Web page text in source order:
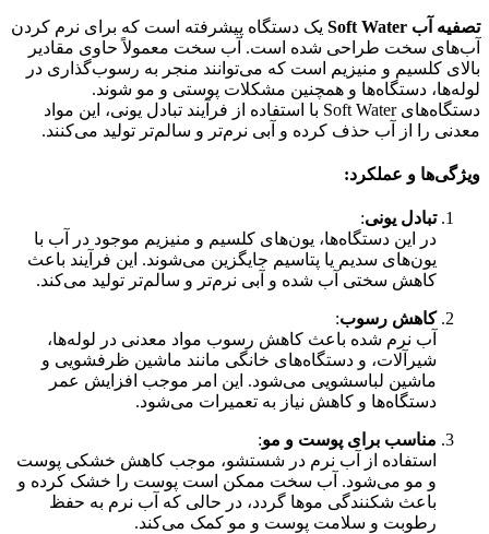
تصفیه آب Soft Water
یک دستگاه پیشرفته است که برای نرم کردن
آب‌های سخت طراحی شده است. آب سخت معمولاً حاوی مقادیر
بالای کلسیم و منیزیم است که می‌توانند منجر به رسوب‌گذاری در
لوله‌ها، دستگاه‌ها و همچنین مشکلات پوستی و مو شوند.
دستگاه‌های Soft Water با استفاده از فرآیند تبادل یونی، این مواد
معدنی را از آب حذف کرده و آبی نرم‌تر و سالم‌تر تولید می‌کنند.
ویژگی‌ها و عملکرد:
تبادل یونی:
در این دستگاه‌ها، یون‌های کلسیم و منیزیم موجود در آب با
یون‌های سدیم یا پتاسیم جایگزین می‌شوند. این فرآیند باعث
کاهش سختی آب شده و آبی نرم‌تر و سالم‌تر تولید می‌کند.
کاهش رسوب:
آب نرم شده باعث کاهش رسوب مواد معدنی در لوله‌ها،
شیرآلات، و دستگاه‌های خانگی مانند ماشین ظرفشویی و
ماشین لباسشویی می‌شود. این امر موجب افزایش عمر
دستگاه‌ها و کاهش نیاز به تعمیرات می‌شود.
مناسب برای پوست و مو:
استفاده از آب نرم در شستشو، موجب کاهش خشکی پوست
و مو می‌شود. آب سخت ممکن است پوست را خشک کرده و
باعث شکنندگی موها گردد، در حالی که آب نرم به حفظ
رطوبت و سلامت پوست و مو کمک می‌کند.